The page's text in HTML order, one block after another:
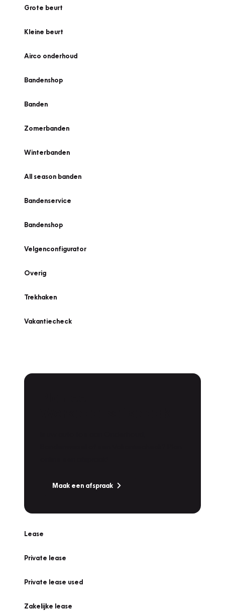
Grote beurt
Kleine beurt
Airco onderhoud
Bandenshop
Banden
Zomerbanden
Winterbanden
All season banden
Bandenservice
Bandenshop
Velgenconfigurator
Overig
Trekhaken
Vakantiecheck
Maak een afspraak
Lease
Private lease
Private lease used
Zakelijke lease